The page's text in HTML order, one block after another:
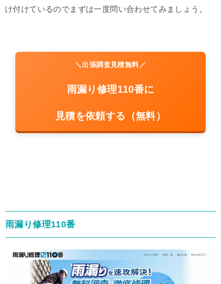
け付けているのでまずは一度問い合わせてみましょう。
＼出張調査見積無料／
雨漏り修理110番に
見積を依頼する（無料）
雨漏り修理110番